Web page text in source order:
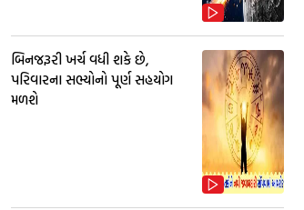
બિનજરૂરી ખર્ચ વધી શકે છે,
પરિવારના સભ્યોનો પૂર્ણ સહયોગ
મળશે